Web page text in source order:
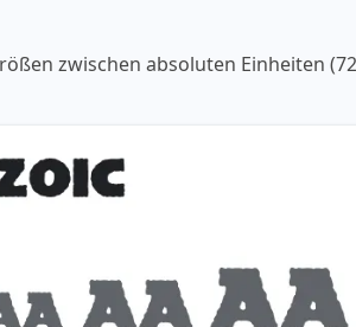
zwischen absoluten Einheiten